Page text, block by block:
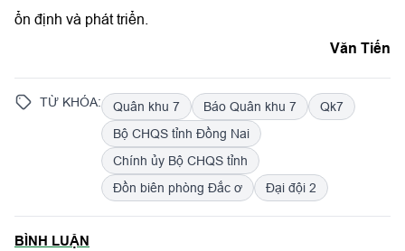
ổn định và phát triển.
Văn Tiến
TỪ KHÓA: Quân khu 7 Báo Quân khu 7
Qk7
Bộ CHQS tỉnh Đồng Nai
Chính ủy Bộ CHQS tỉnh
Đồn biên phòng Đắc ơ
Đại đội 2
BÌNH LUẬN